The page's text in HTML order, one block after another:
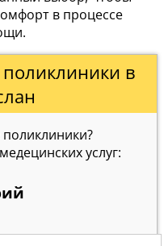
в процессе
в
услуг: